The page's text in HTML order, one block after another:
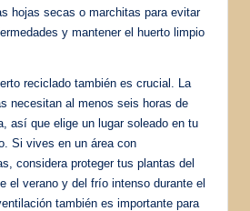
hojas secas o marchitas para evitar
y mantener el huerto limpio
reciclado también es crucial. La
necesitan al menos seis horas de
así que elige un lugar soleado en tu
Si vives en un área con
considera proteger tus plantas del
el verano y del frío intenso durante el
también es importante para